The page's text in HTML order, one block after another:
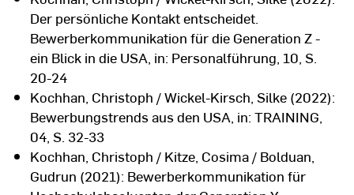
Der persönliche Kontakt entscheidet.
Bewerberkommunikation für die Generation Z -
ein Blick in die USA, in: Personalführung, 10, S.
20-24
Kochhan, Christoph / Wickel-Kirsch, Silke (2022):
Bewerbungstrends aus den USA, in: TRAINING,
04, S. 32-33
Kochhan, Christoph / Kitze, Cosima / Bolduan,
Gudrun (2021): Bewerberkommunikation für